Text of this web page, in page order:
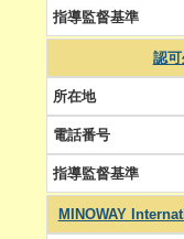
認
MINOWAY